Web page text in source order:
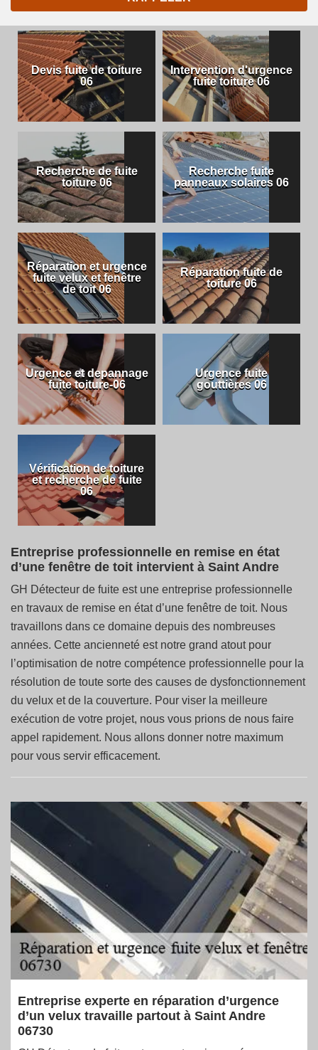
Devis fuite de toiture
06
Intervention d'urgence
fuite toiture 06
Recherche de fuite
toiture 06
Recherche fuite
panneaux solaires 06
Réparation et urgence
fuite velux et fenêtre
de toit 06
Réparation fuite de
toiture 06
Urgence et depannage
fuite toiture-06
Urgence fuite
gouttières 06
Vérification de toiture
et recherche de fuite
06
Entreprise professionnelle en remise en état
d’une fenêtre de toit intervient à Saint Andre
GH Détecteur de fuite est une entreprise professionnelle
en travaux de remise en état d’une fenêtre de toit. Nous
travaillons dans ce domaine depuis des nombreuses
années. Cette ancienneté est notre grand atout pour
l’optimisation de notre compétence professionnelle pour la
résolution de toute sorte des causes de dysfonctionnement
du velux et de la couverture. Pour viser la meilleure
exécution de votre projet, nous vous prions de nous faire
appel rapidement. Nous allons donner notre maximum
pour vous servir efficacement.
Entreprise experte en réparation d’urgence
d’un velux travaille partout à Saint Andre
06730